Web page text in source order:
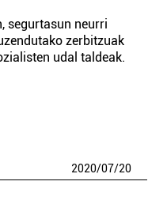
segurtasun neurri
zerbitzuak
udal taldeak.
2020/07/20